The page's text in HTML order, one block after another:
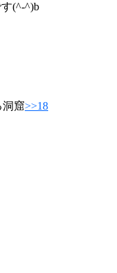
(^-^)b
洞窟>>18